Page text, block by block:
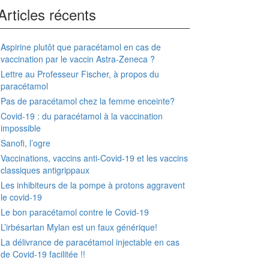
récents
Aspirine plutôt que paracétamol en cas de
vaccination par le vaccin Astra-Zeneca ?
Lettre au Professeur Fischer, à propos du
paracétamol
Pas de paracétamol chez la femme enceinte?
Covid-19 : du paracétamol à la vaccination
impossible
Sanofi, l’ogre
Vaccinations, vaccins anti-Covid-19 et les vaccins
classiques antigrippaux
Les inhibiteurs de la pompe à protons aggravent
le covid-19
Le bon paracétamol contre le Covid-19
L’irbésartan Mylan est un faux générique!
La délivrance de paracétamol injectable en cas
de Covid-19 facilitée !!